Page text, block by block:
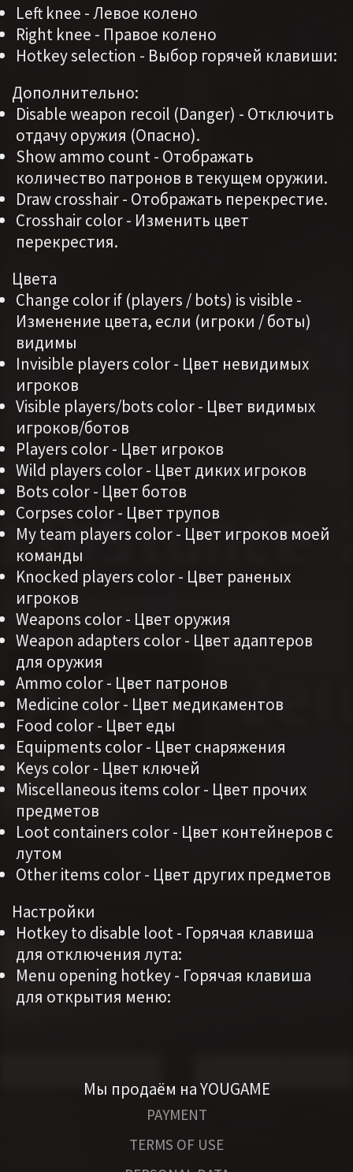
Left knee - Левое колено
Right knee - Правое колено
Hotkey selection - Выбор горячей клавиши:
Дополнительно:
Disable weapon recoil (Danger) - Отключить
отдачу оружия (Опасно).
Show ammo count - Отображать
количество патронов в текущем оружии.
Draw crosshair - Отображать перекрестие.
Crosshair color - Изменить цвет
перекрестия.
Цвета
Change color if (players / bots) is visible -
Изменение цвета, если (игроки / боты)
видимы
Invisible players color - Цвет невидимых
игроков
Visible players/bots color - Цвет видимых
игроков/ботов
Players color - Цвет игроков
Wild players color - Цвет диких игроков
Bots color - Цвет ботов
Corpses color - Цвет трупов
My team players color - Цвет игроков моей
команды
Knocked players color - Цвет раненых
игроков
Weapons color - Цвет оружия
Weapon adapters color - Цвет адаптеров
для оружия
Ammo color - Цвет патронов
Medicine color - Цвет медикаментов
Food color - Цвет еды
Equipments color - Цвет снаряжения
Keys color - Цвет ключей
Miscellaneous items color - Цвет прочих
предметов
Loot containers color - Цвет контейнеров с
лутом
Other items color - Цвет других предметов
Настройки
Hotkey to disable loot - Горячая клавиша
для отключения лута:
Menu opening hotkey - Горячая клавиша
для открытия меню:
Мы продаём на YOUGAME
PAYMENT
TERMS OF USE